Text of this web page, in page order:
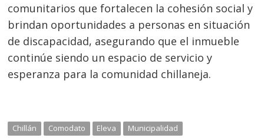
comunitarios que fortalecen la cohesión social y
brindan oportunidades a personas en situación
de discapacidad, asegurando que el inmueble
continúe siendo un espacio de servicio y
esperanza para la comunidad chillaneja.
Chillán Comodato Eleva Municipalidad